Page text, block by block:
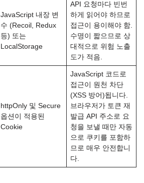
JavaScript 내장 변
수 (Recoil, Redux
등) 또는
LocalStorage
API 요청마다 빈번
하게 읽어야 하므로
접근이 용이해야 함.
수명이 짧으므로 상
대적으로 위험 노출
도가 적음.
httpOnly 및 Secure
옵션이 적용된
Cookie
JavaScript 코드로
접근이 원천 차단
(XSS 방어)됩니다.
브라우저가 토큰 재
발급 API 주소로 요
청을 보낼 때만 자동
으로 쿠키를 포함하
므로 매우 안전합니
다.